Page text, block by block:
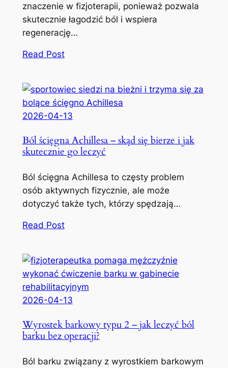
znaczenie w fizjoterapii, ponieważ pozwala
skutecznie łagodzić ból i wspiera
regenerację…
Read Post
2026-04-13
Ból ścięgna Achillesa – skąd się bierze i jak
skutecznie go leczyć
Ból ścięgna Achillesa to częsty problem
osób aktywnych fizycznie, ale może
dotyczyć także tych, którzy spędzają…
Read Post
2026-04-13
Wyrostek barkowy typu 2 – jak leczyć ból
barku bez operacji?
Ból barku związany z wyrostkiem barkowym